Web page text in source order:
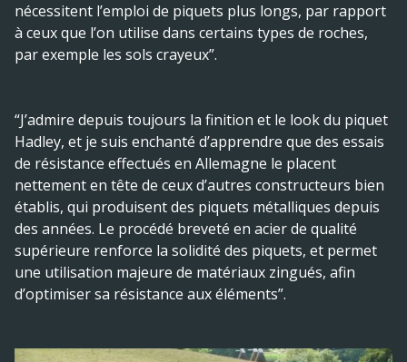
nécessitent l’emploi de piquets plus longs, par rapport
à ceux que l’on utilise dans certains types de roches,
par exemple les sols crayeux”.
“J’admire depuis toujours la finition et le look du piquet
Hadley, et je suis enchanté d’apprendre que des essais
de résistance effectués en Allemagne le placent
nettement en tête de ceux d’autres constructeurs bien
établis, qui produisent des piquets métalliques depuis
des années. Le procédé breveté en acier de qualité
supérieure renforce la solidité des piquets, et permet
une utilisation majeure de matériaux zingués, afin
d’optimiser sa résistance aux éléments”.